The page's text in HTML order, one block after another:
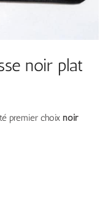
noir plat
premier choix noir